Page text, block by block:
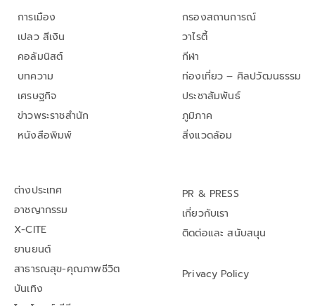
การเมือง
เปลว สีเงิน
คอลัมนิสต์
บทความ
เศรษฐกิจ
ข่าวพระราชสำนัก
หนังสือพิมพ์
กรองสถานการณ์
วาไรตี้
กีฬา
ท่องเที่ยว – ศิลปวัฒนธรรม
ประชาสัมพันธ์
ภูมิภาค
สิ่งแวดล้อม
ต่างประเทศ
อาชญากรรม
X-CITE
ยานยนต์
สาธารณสุข-คุณภาพชีวิต
บันเทิง
PR & PRESS
เกี่ยวกับเรา
ติดต่อและ สนับสนุน
Privacy Policy